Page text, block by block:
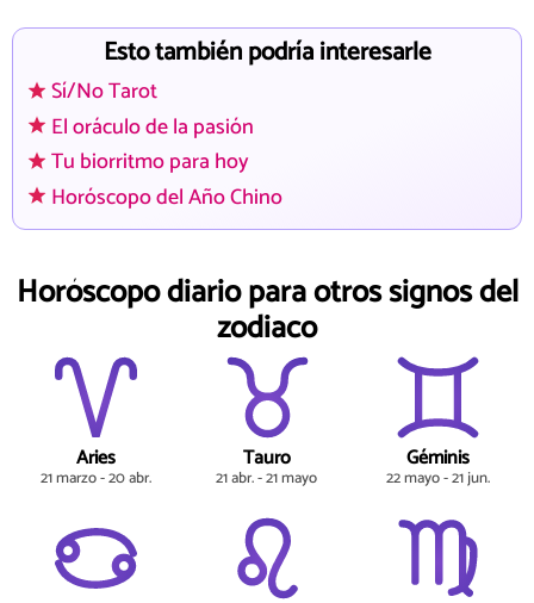
Esto también podría interesarle
Sí/No Tarot
El oráculo de la pasión
Tu biorritmo para hoy
Horóscopo del Año Chino
Horóscopo diario para otros signos del
zodiaco
Aries
21 marzo - 20 abr.
Tauro
21 abr. - 21 mayo
Géminis
22 mayo - 21 jun.